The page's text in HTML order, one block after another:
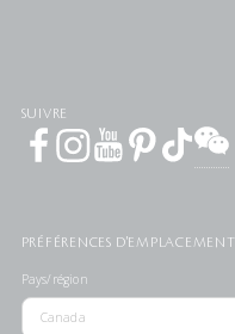
SUIVRE
PRÉFÉRENCES D'EMPLACEMENT
Pays/région